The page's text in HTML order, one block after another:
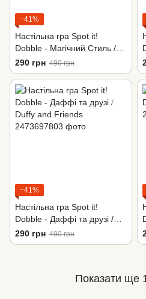
−41%
Настільна гра Spot it!
Dobble - Магічний Стиль /
Hip Magic Style
290 грн 490 грн
−41%
Настільна гра Spot it!
Dobble - Даффі та друзі /
Duffy and Friends
290 грн 490 грн
Показати ще